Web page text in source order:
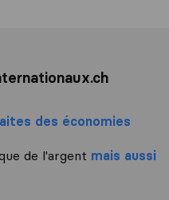
des économies
de l'argent mais aussi